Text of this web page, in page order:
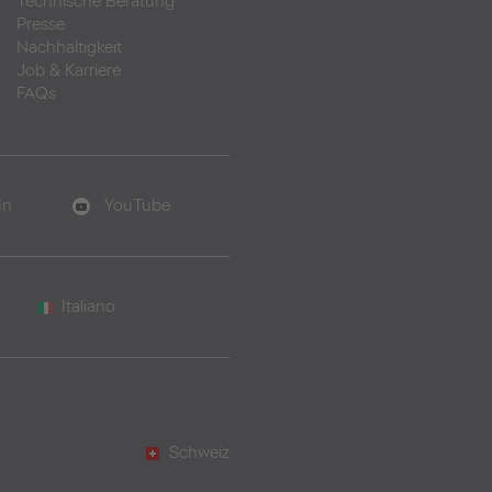
Presse
Nachhaltigkeit
Job & Karriere
FAQs
YouTube
Italiano
Schweiz